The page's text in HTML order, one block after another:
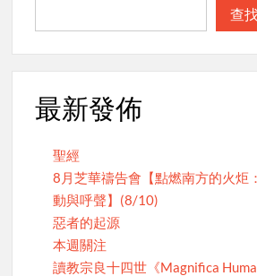
查
最新發佈
聖經
8月芝華禱告會【點燃南方的火炬
動與呼聲】(8/10)
惡者的起源
本週關注
讀教宗良十四世《Magnifica